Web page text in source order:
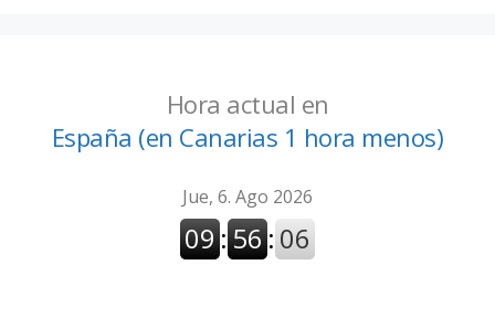
Hora actual en
España (en Canarias 1 hora menos)